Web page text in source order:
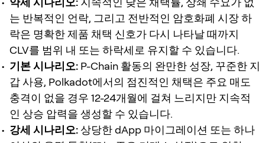
는 반복적인 언락, 그리고 전반적인 암호화폐 시장 하
락은 명확한 제품 채택 신호가 다시 나타날 때까지
CLV를 범위 내 또는 하락세로 유지할 수 있습니다.
기본 시나리오: P-Chain 활동의 완만한 성장, 꾸준한 지
갑 사용, Polkadot에서의 점진적인 채택은 주요 매도
충격이 없을 경우 12-24개월에 걸쳐 느리지만 지속적
인 상승 압력을 생성할 수 있습니다.
강세 시나리오: 상당한 dApp 마이그레이션 또는 하나